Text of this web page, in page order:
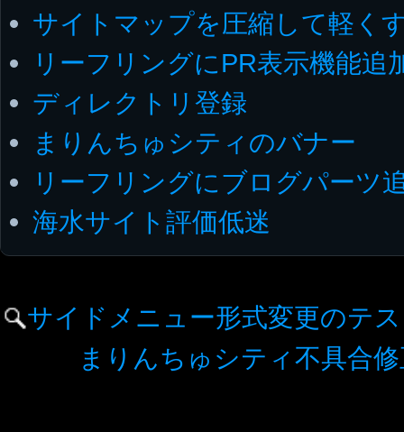
サイトマップを圧縮して軽く
リーフリングにPR表示機能追
ディレクトリ登録
まりんちゅシティのバナー
リーフリングにブログパーツ
海水サイト評価低迷
サイドメニュー形式変更のテ
まりんちゅシティ不具合